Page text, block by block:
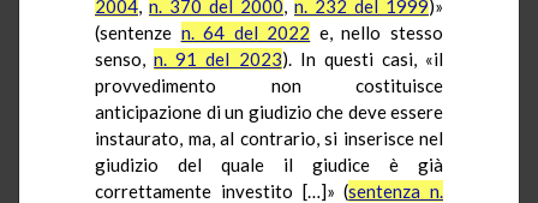
2004, n. 370 del 2000, n. 232 del 1999)»
(sentenze n. 64 del 2022 e, nello stesso
senso,n. 91 del 2023). In questi casi, «il
provvedimento non costituisce
anticipazione di un giudizio che deve essere
instaurato, ma, al contrario, si inserisce nel
giudizio del quale il giudice è già
correttamente investito […]» (sentenza n.